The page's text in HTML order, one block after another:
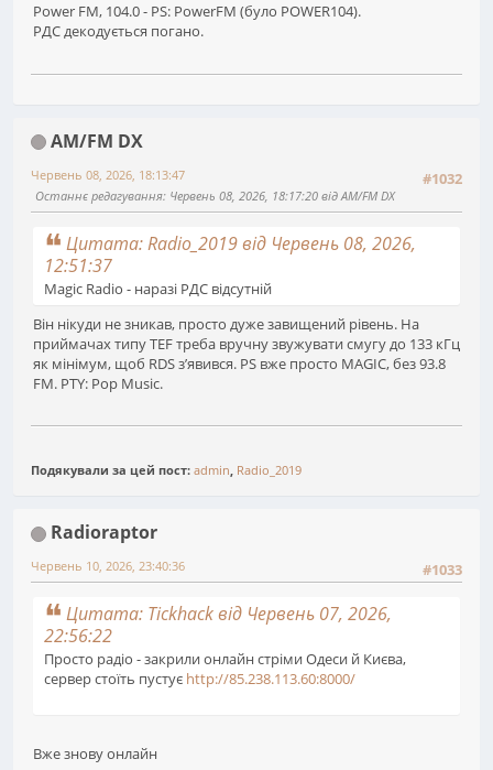
Power FM, 104.0 - PS: PowerFM (було POWER104).
РДС декодується погано.
AM/FM DX
#1032
Червень 08, 2026, 18:13:47
Останнє редагування: Червень 08, 2026, 18:17:20 від AM/FM DX
Цитата: Radio_2019 від Червень 08, 2026,
12:51:37
Magic Radio - наразі РДС відсутній
Він нікуди не зникав, просто дуже завищений рівень. На
приймачах типу TEF треба вручну звужувати смугу до 133 кГц
як мінімум, щоб RDS зʼявився. PS вже просто MAGIC, без 93.8
FM. PTY: Pop Music.
Подякували за цей пост: admin, Radio_2019
Radioraptor
#1033
Червень 10, 2026, 23:40:36
Цитата: Tickhack від Червень 07, 2026,
22:56:22
Просто радіо - закрили онлайн стріми Одеси й Києва,
сервер стоїть пустує http://85.238.113.60:8000/
Вже знову онлайн